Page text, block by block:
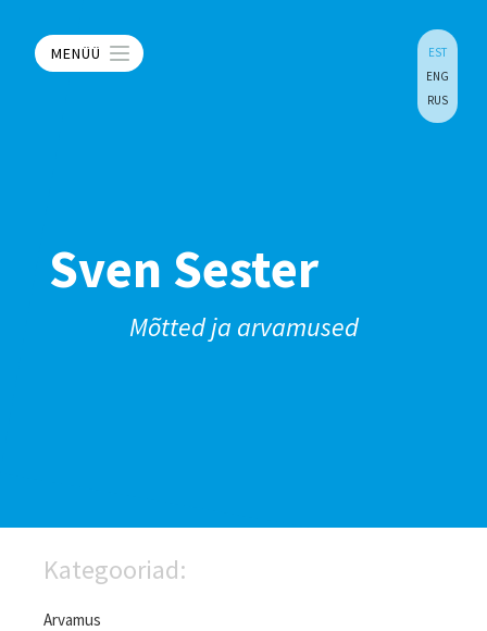
MENÜÜ
EST
ENG
RUS
Sven Sester
Mõtted ja arvamused
Kategooriad:
Arvamus